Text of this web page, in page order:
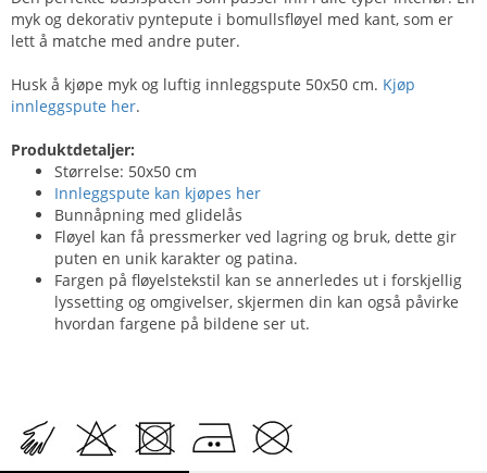
myk og dekorativ pyntepute i bomullsfløyel med kant, som er
lett å matche med andre puter.
Husk å kjøpe myk og luftig innleggspute 50x50 cm. Kjøp
innleggspute her.
Produktdetaljer:
Størrelse: 50x50 cm
Innleggspute kan kjøpes her
Bunnåpning med glidelås
Fløyel kan få pressmerker ved lagring og bruk, dette gir
puten en unik karakter og patina.
Fargen på fløyelstekstil kan se annerledes ut i forskjellig
lyssetting og omgivelser, skjermen din kan også påvirke
hvordan fargene på bildene ser ut.